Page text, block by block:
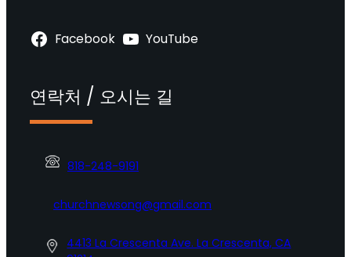
Facebook YouTube
연락처 / 오시는 길
818-248-9191
churchnewsong@gmail.com
4413 La Crescenta Ave. La Crescenta, CA